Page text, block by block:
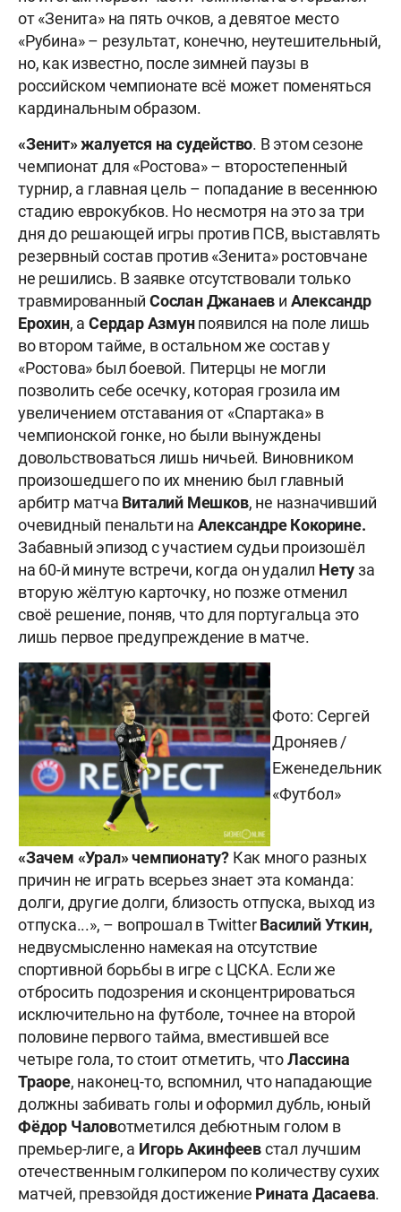
от «Зенита» на пять очков, а девятое место
«Рубина» – результат, конечно, неутешительный,
но, как известно, после зимней паузы в
российском чемпионате всё может поменяться
кардинальным образом.
«Зенит» жалуется на судейство. В этом сезоне
чемпионат для «Ростова» – второстепенный
турнир, а главная цель – попадание в весеннюю
стадию еврокубков. Но несмотря на это за три
дня до решающей игры против ПСВ, выставлять
резервный состав против «Зенита» ростовчане
не решились. В заявке отсутствовали только
травмированный Сослан Джанаев и Александр
Ерохин, аСердар Азмунпоявился на поле лишь
во втором тайме, в остальном же состав у
«Ростова» был боевой. Питерцы не могли
позволить себе осечку, которая грозила им
увеличением отставания от «Спартака» в
чемпионской гонке, но были вынуждены
довольствоваться лишь ничьей. Виновником
произошедшего по их мнению был главный
арбитр матча Виталий Мешков, не назначивший
очевидный пенальти на Александре Кокорине.
Забавный эпизод с участием судьи произошёл
на 60-й минуте встречи, когда он удалил Нетуза
вторую жёлтую карточку, но позже отменил
своё решение, поняв, что для португальца это
лишь первое предупреждение в матче.
Фото: Сергей
Дроняев /
Еженедельник
«Футбол»
«Зачем «Урал» чемпионату? Как много разных
причин не играть всерьез знает эта команда:
долги, другие долги, близость отпуска, выход из
отпуска...», – вопрошал в TwitterВасилий Уткин,
недвусмысленно намекая на отсутствие
спортивной борьбы в игре с ЦСКА. Если же
отбросить подозрения и сконцентрироваться
исключительно на футболе, точнее на второй
половине первого тайма, вместившей все
четыре гола, то стоит отметить, чтоЛассина
Траоре, наконец-то, вспомнил, что нападающие
должны забивать голы и оформил дубль, юный
Фёдор Чаловотметился дебютным голом в
премьер-лиге, а Игорь Акинфеевстал лучшим
отечественным голкипером по количеству сухих
матчей, превзойдя достижение Рината Дасаева.